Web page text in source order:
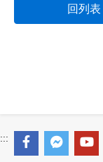
回列表
:::